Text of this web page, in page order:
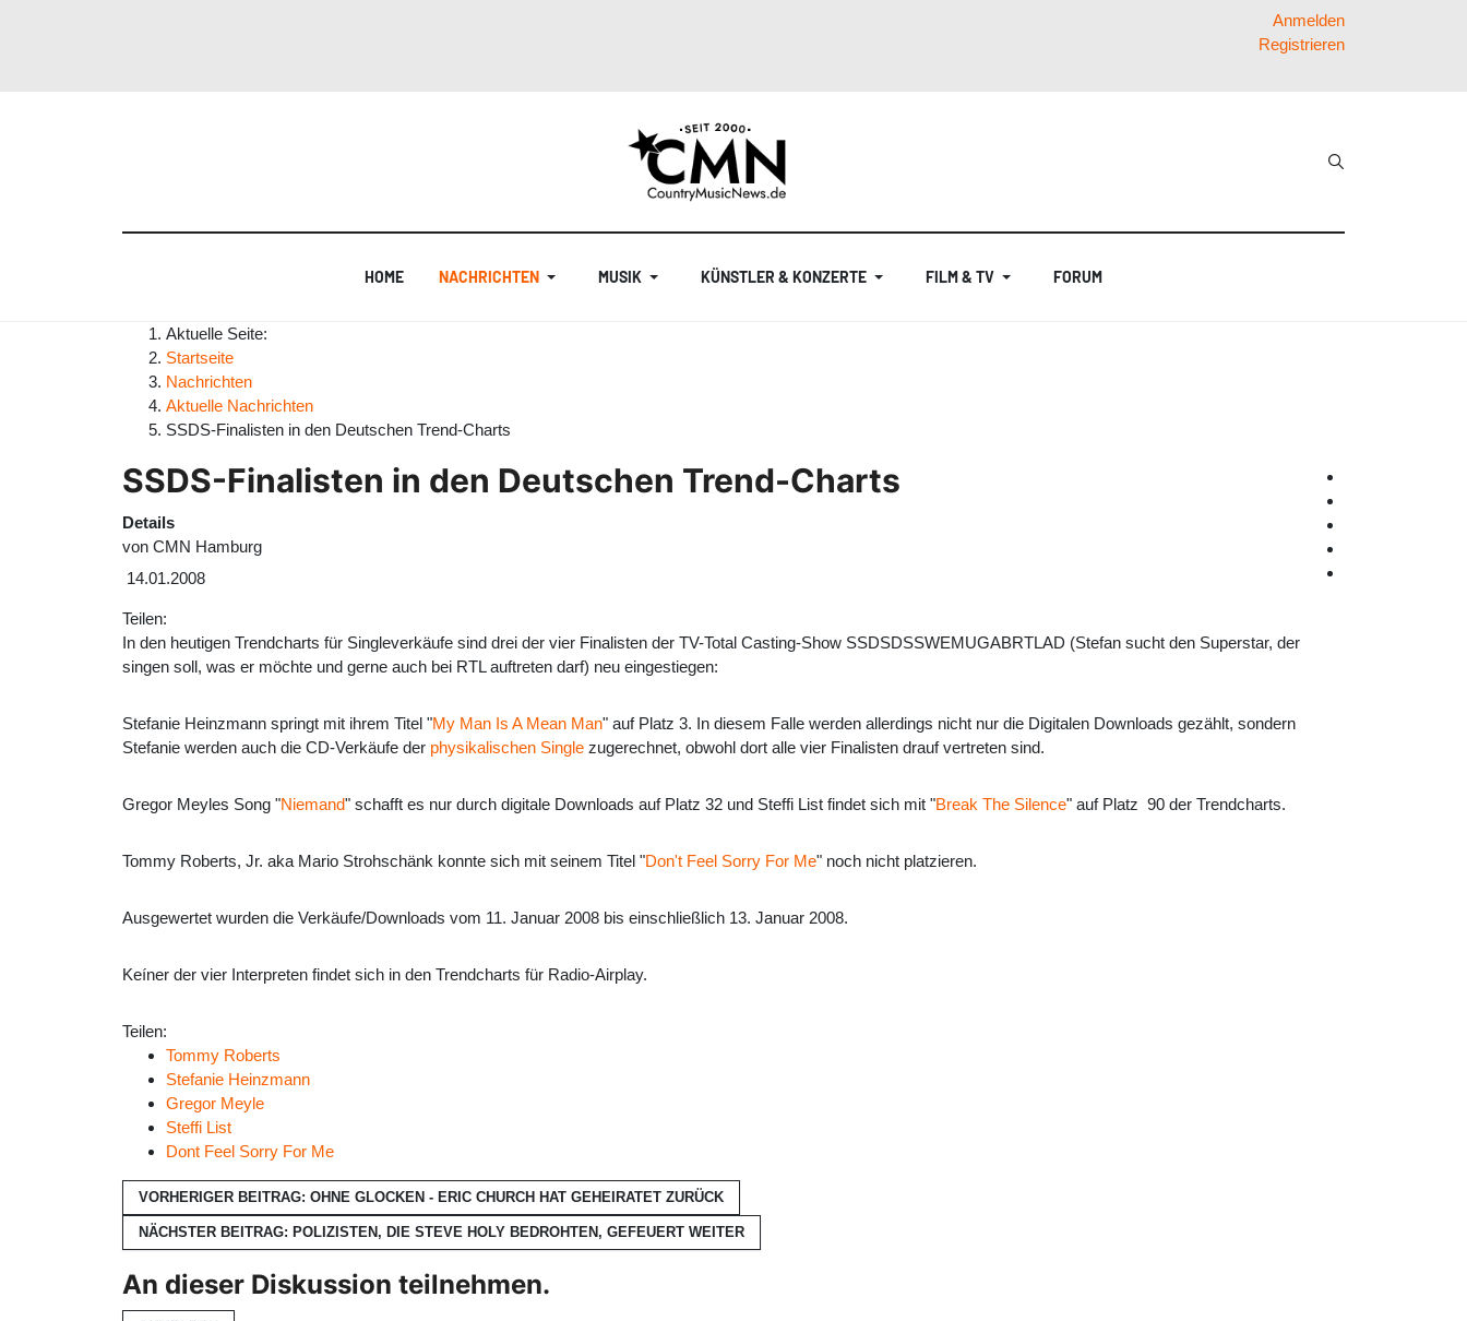
Anmelden
Registrieren
HOME NACHRICHTEN MUSIK KÜNSTLER & KONZERTE FILM & TV FORUM
Aktuelle Seite:
Startseite
Nachrichten
Aktuelle Nachrichten
SSDS-Finalisten in den Deutschen Trend-Charts
SSDS-Finalisten in den Deutschen Trend-Charts
Details
von CMN Hamburg
14.01.2008
Teilen:
In den heutigen Trendcharts für Singleverkäufe sind drei der vier Finalisten der TV-Total Casting-Show SSDSDSSWEMUGABRTLAD (Stefan sucht den Superstar, der
singen soll, was er möchte und gerne auch bei RTL auftreten darf) neu eingestiegen:
Stefanie Heinzmann springt mit ihrem Titel "My Man Is A Mean Man" auf Platz 3. In diesem Falle werden allerdings nicht nur die Digitalen Downloads gezählt, sondern
Stefanie werden auch die CD-Verkäufe der physikalischen Single zugerechnet, obwohl dort alle vier Finalisten drauf vertreten sind.
Gregor Meyles Song "Niemand" schafft es nur durch digitale Downloads auf Platz 32 und Steffi List findet sich mit "Break The Silence" auf Platz 90 der Trendcharts.
Tommy Roberts, Jr. aka Mario Strohschänk konnte sich mit seinem Titel "Don't Feel Sorry For Me" noch nicht platzieren.
Ausgewertet wurden die Verkäufe/Downloads vom 11. Januar 2008 bis einschließlich 13. Januar 2008.
Keíner der vier Interpreten findet sich in den Trendcharts für Radio-Airplay.
Teilen:
Tommy Roberts
Stefanie Heinzmann
Gregor Meyle
Steffi List
Dont Feel Sorry For Me
VORHERIGER BEITRAG: OHNE GLOCKEN - ERIC CHURCH HAT GEHEIRATET ZURÜCK
NÄCHSTER BEITRAG: POLIZISTEN, DIE STEVE HOLY BEDROHTEN, GEFEUERT WEITER
An dieser Diskussion teilnehmen.